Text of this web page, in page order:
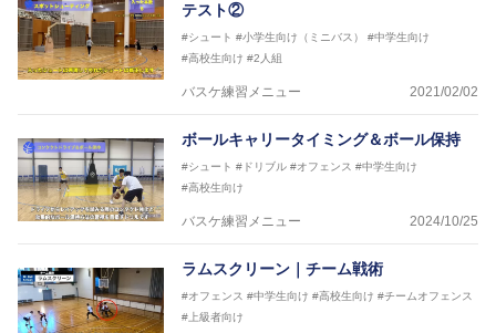
テスト②
#シュート #小学生向け（ミニバス）
#中学生向け
#高校生向け #2人組
バスケ練習メニュー 2021/02/02
ボールキャリータイミング＆ボール保持
#シュート #ドリブル #オフェンス #中学生向け
#高校生向け
バスケ練習メニュー 2024/10/25
ラムスクリーン｜チーム戦術
#オフェンス #中学生向け #高校生向け #チームオフェンス
#上級者向け